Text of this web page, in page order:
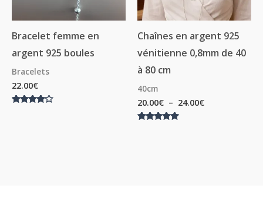
Bracelet femme en
argent 925 boules
Bracelets
22.00€
Chaînes en argent 925
vénitienne 0,8mm de 40
à 80 cm
40cm
20.00€ – 24.00€